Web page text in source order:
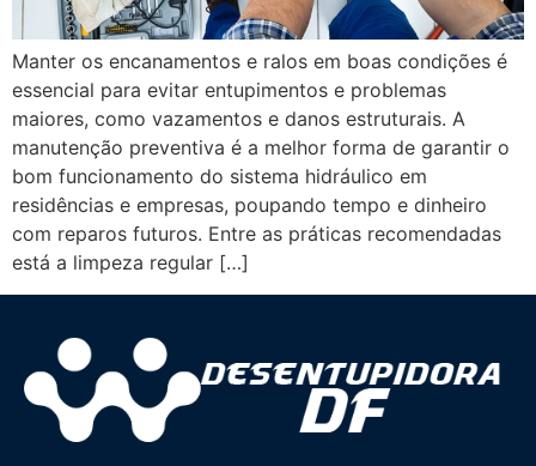
Manter os encanamentos e ralos em boas condições é
essencial para evitar entupimentos e problemas
maiores, como vazamentos e danos estruturais. A
manutenção preventiva é a melhor forma de garantir o
bom funcionamento do sistema hidráulico em
residências e empresas, poupando tempo e dinheiro
com reparos futuros. Entre as práticas recomendadas
está a limpeza regular […]